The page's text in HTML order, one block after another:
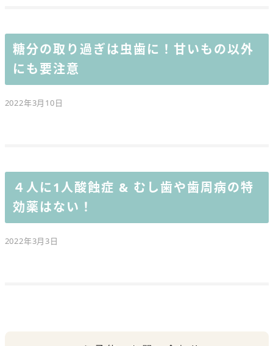
糖分の取り過ぎは虫歯に！甘いもの以外
にも要注意
2022年3月10日
４人に1人酸蝕症 & むし歯や歯周病の特
効薬はない！
2022年3月3日